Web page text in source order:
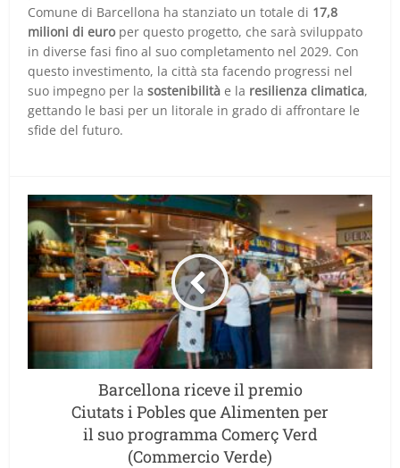
Comune di Barcellona ha stanziato un totale di 17,8
milioni di europer questo progetto, che sarà sviluppato
in diverse fasi fino al suo completamento nel 2029. Con
questo investimento, la città sta facendo progressi nel
suo impegno per lasostenibilità e la resilienza climatica,
gettando le basi per un litorale in grado di affrontare le
sfide del futuro.
Barcellona riceve il premio
Ciutats i Pobles que Alimenten per
il suo programma Comerç Verd
(Commercio Verde)